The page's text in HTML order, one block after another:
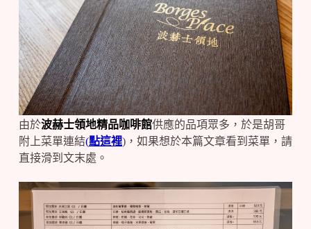
由於波赫士領地精品咖啡館供應的品項眾多，於是胡哥
附上菜單連結(點這裡)，如果想於本篇文章看到菜單，請
直接滑到文末處。